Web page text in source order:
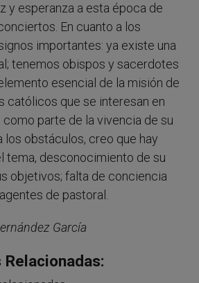
y esperanza a esta época de
En cuanto a los
importantes: ya existe una
tenemos obispos y sacerdotes
esencial de la misión de
católicos que se interesan en
parte de la vivencia de su
los obstáculos, creo que hay
tema, desconocimiento de su
objetivos; falta de conciencia
de pastoral.
García